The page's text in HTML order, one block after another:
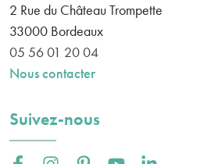
2 Rue du Château Trompette
33000 Bordeaux
05 56 01 20 04
Nous contacter
Suivez-nous